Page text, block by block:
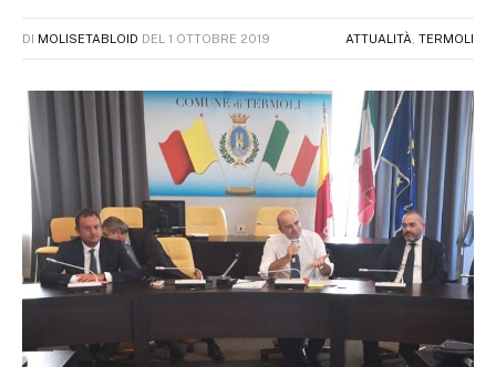
DI MOLISETABLOID DEL 1 OTTOBRE 2019 ATTUALITÀ TERMOLI